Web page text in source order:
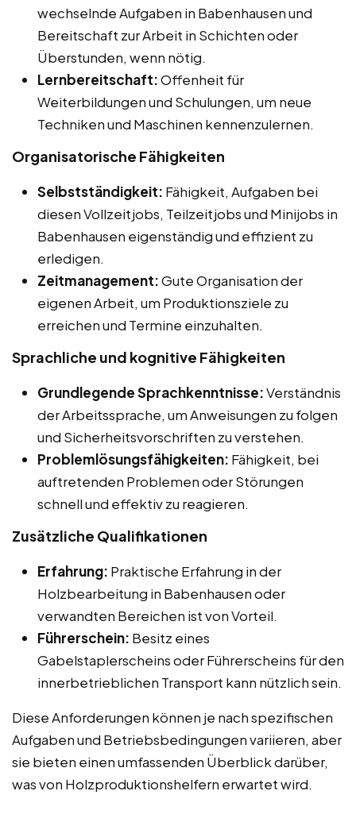
wechselnde Aufgaben in Babenhausen und
Bereitschaft zur Arbeit in Schichten oder
Überstunden, wenn nötig.
Lernbereitschaft:Offenheit für
Weiterbildungen und Schulungen, um neue
Techniken und Maschinen kennenzulernen.
Organisatorische Fähigkeiten
Selbstständigkeit: Fähigkeit, Aufgaben bei
diesen Vollzeitjobs, Teilzeitjobs und Minijobs in
Babenhausen eigenständig und effizient zu
erledigen.
Zeitmanagement:Gute Organisation der
eigenen Arbeit, um Produktionsziele zu
erreichen und Termine einzuhalten.
Sprachliche und kognitive Fähigkeiten
Grundlegende Sprachkenntnisse:Verständnis
der Arbeitssprache, um Anweisungen zu folgen
und Sicherheitsvorschriften zu verstehen.
Problemlösungsfähigkeiten: Fähigkeit, bei
auftretenden Problemen oder Störungen
schnell und effektiv zu reagieren.
Zusätzliche Qualifikationen
Erfahrung: Praktische Erfahrung in der
Holzbearbeitung in Babenhausen oder
verwandten Bereichen ist von Vorteil.
Führerschein: Besitz eines
Gabelstaplerscheins oder Führerscheins für den
innerbetrieblichen Transport kann nützlich sein.
Diese Anforderungen können je nach spezifischen
Aufgaben und Betriebsbedingungen variieren, aber
sie bieten einen umfassenden Überblick darüber,
was von Holzproduktionshelfern erwartet wird.